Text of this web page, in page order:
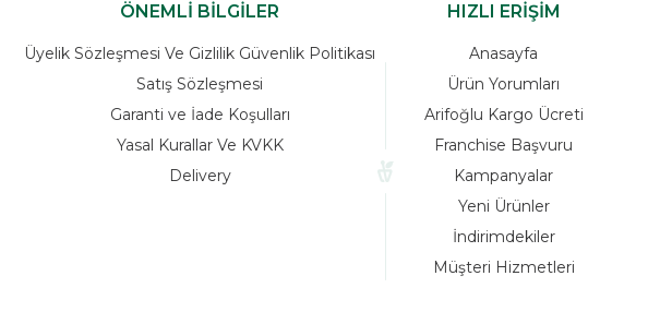
ÖNEMLİ BİLGİLER
Üyelik Sözleşmesi Ve Gizlilik Güvenlik Politikası
Satış Sözleşmesi
Garanti ve İade Koşulları
Yasal Kurallar Ve KVKK
Delivery
HIZLI ERİŞİM
Anasayfa
Ürün Yorumları
Arifoğlu Kargo Ücreti
Franchise Başvuru
Kampanyalar
Yeni Ürünler
İndirimdekiler
Müşteri Hizmetleri